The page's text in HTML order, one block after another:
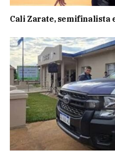
Cali Zarate, semifinalista